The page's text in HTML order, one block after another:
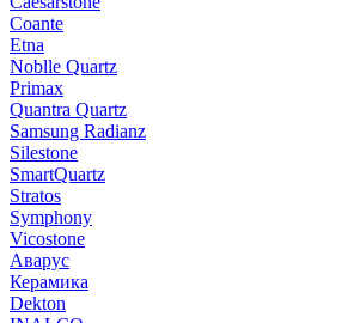
Coante
Etna
Noblle Quartz
Primax
Quantra Quartz
Samsung Radianz
Silestone
SmartQuartz
Stratos
Symphony
Vicostone
Аварус
Керамика
Dekton